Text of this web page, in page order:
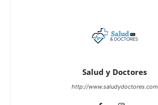
Salud y Doctores
http://www.saludydoctores.com